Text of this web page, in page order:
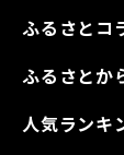
ふるさとコ
ふるさとか
人気ランキ